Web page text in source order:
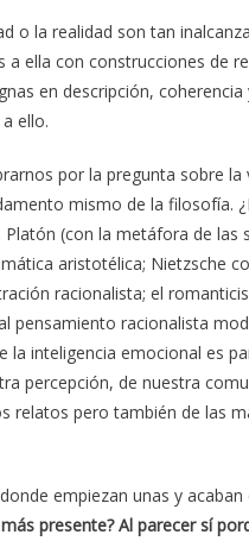
o la realidad son tan
a ella con construcciones de
en descripción, coherencia
ello.
por la pregunta sobre la
mismo de la filosofía.
Platón (con la metáfora de las
aristotélica; Nietzsche
racionalista; el
pensamiento racionalista
la inteligencia emocional es
percepción, de nuestra
relatos pero también de las
empiezan unas y acaban
presente? Al parecer sí